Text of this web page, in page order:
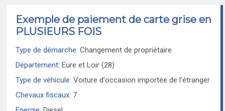
Exemple de paiement de carte grise en
PLUSIEURS FOIS
Type de démarche: Changement de propriétaire
Département: Eure et Loir (28)
Type de véhicule: Voiture d'occasion importée de l'étranger
Chevaux fiscaux: 7